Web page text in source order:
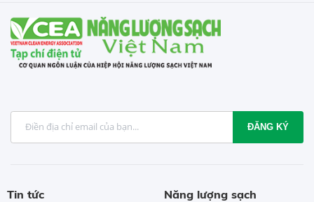
ĐĂNG KÝ
Tin tức Năng lượng sạch